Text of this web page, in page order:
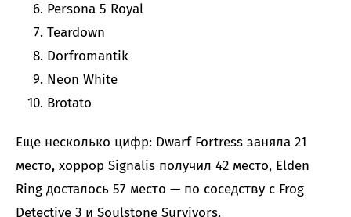
Persona 5 Royal
Teardown
Dorfromantik
Neon White
Brotato
Еще несколько цифр: Dwarf Fortress заняла 21
место, хоррор Signalis получил 42 место, Elden
Ring досталось 57 место — по соседству с Frog
Detective 3 и Soulstone Survivors.